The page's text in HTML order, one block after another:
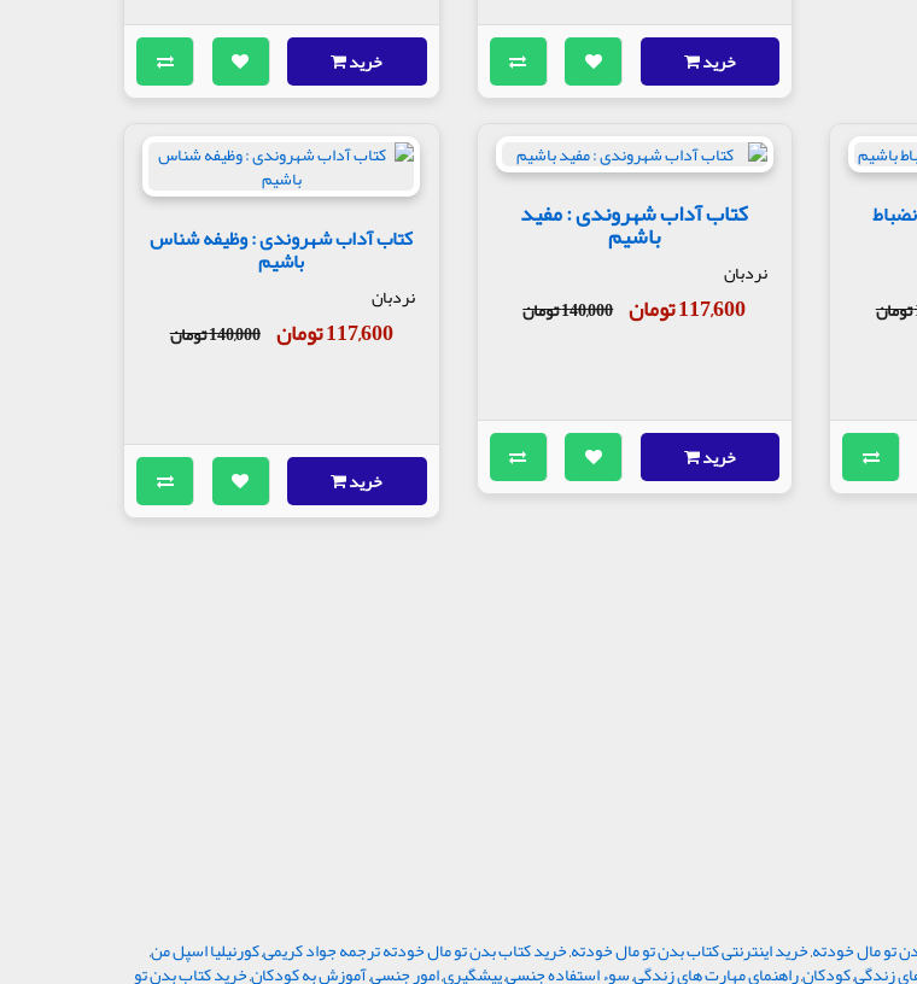
خرید خرید
کتاب آداب شهروندی : مفید
باشیم
نردبان
117,600 تومان 140,000 تومان
خرید
کتاب آداب شهروندی : وظیفه شناس
باشیم
نردبان
117,600 تومان 140,000 تومان
خرید
تو مال خودته,خرید اینترنتی کتاب بدن تو مال خودته,خرید کتاب بدن تو مال خودته ترجمه جواد کریمی,کورنیلیا اسپل من,
زندگی,کودکان,راهنمای مهارت های زندگی,سوء استفاده جنسی,پیشگیری,امور جنسی,آموزش به کودکان,خرید کتاب بدن تو